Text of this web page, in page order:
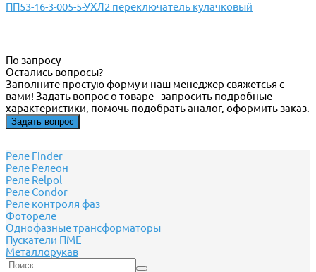
ПП53-16-3-005-5-УХЛ2 переключатель кулачковый
По запросу
Остались вопросы?
Заполните простую форму и наш менеджер свяжетсья с
вами! Задать вопрос о товаре - запросить подробные
характеристики, помочь подобрать аналог, оформить заказ.
Задать вопрос
Реле Finder
Реле Релеон
Реле Relpol
Реле Сondor
Реле контроля фаз
Фотореле
Однофазные трансформаторы
Пускатели ПМЕ
Металлорукав